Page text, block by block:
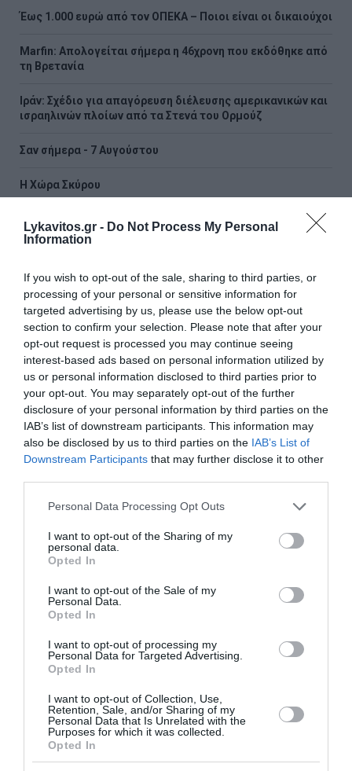
Lykavitos.gr - Do Not Process My Personal
Information
If you wish to opt-out of the sale, sharing to third parties, or
processing of your personal or sensitive information for
targeted advertising by us, please use the below opt-out
section to confirm your selection. Please note that after your
opt-out request is processed you may continue seeing
interest-based ads based on personal information utilized by
us or personal information disclosed to third parties prior to
your opt-out. You may separately opt-out of the further
disclosure of your personal information by third parties on the
IAB’s list of downstream participants. This information may
also be disclosed by us to third parties on the IAB’s List of
Downstream Participants that may further disclose it to other
Please note that this website/app uses one or more Google
not limited to your visit or usage behaviour. You may click to
grant or deny consent to Google and its third-party tags to
use your data for below specified purposes in below Google
consent section.
Personal Data Processing Opt Outs
I want to opt-out of the Sharing of my
personal data.
Opted In
I want to opt-out of the Sale of my
Personal Data.
Opted In
I want to opt-out of processing my
Personal Data for Targeted Advertising.
Opted In
I want to opt-out of Collection, Use,
Retention, Sale, and/or Sharing of my
Personal Data that Is Unrelated with the
Purposes for which it was collected.
Opted In
Έως 1.000 ευρώ από τον ΟΠΕΚΑ – Ποιοι είναι οι δικαιούχοι
Marfin: Απολογείται σήμερα η 46χρονη που εκδόθηκε από
τη Βρετανία
Ιράν: Σχέδιο για απαγόρευση διέλευσης αμερικανικών και
ισραηλινών πλοίων από τα Στενά του Ορμούζ
Σαν σήμερα - 7 Αυγούστου
Η Χώρα Σκύρου
ΟΛΕΣ ΟΙ ΕΙΔΗΣΕΙΣ →
Πιερρακάκης: Υποβλήθηκε το αίτημα για την
ενεργοποίηση της ρήτρας διαφυγής για την
ενεργειακή ανθεκτικότητα
Το αίτημα για την επέκταση του πεδίου εφαρμογής της
υφιστάμενης Εθνικής Ρήτρας Διαφυγής, ώστε να
ανθεκτικότητα της χώρας, υπέβα...
06 Αυγούστου 2026